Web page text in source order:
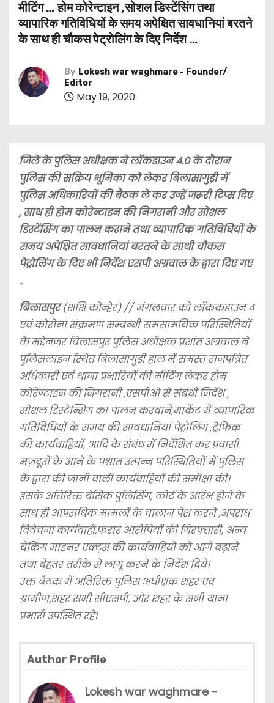
मीटिंग … होम कोरेन्टाइन ,सोशल डिस्टेंसिंग तथा
व्यापारिक गतिविधियों के समय अपेक्षित सावधानियां बरतने
के साथ ही चौकस पेट्रोलिंग के दिए निर्देश …
By Lokesh war waghmare - Founder/
Editor
May 19, 2020
जिले के पुलिस अधीक्षक ने लॉकडाउन 4.0 के दौरान
पुलिस की सक्रिय भूमिका को लेकर बिलासागुड़ी में
पुलिस अधिकारियों की बैठक ले कर उन्हें जरूरी टिप्स दिए
, साथ ही होम कोरेन्टाइन की निगरानी और सोशल
डिस्टेंसिंग का पालन कराने तथा व्यापारिक गतिविधियों के
समय अपेक्षित सावधानियां बरतने के साथी चौकस
पेट्रोलिंग के दिए भी निर्देश एसपी अग्रवाल के द्वारा दिए गए
..
बिलासपुर(शशि कोन्हेर) // मंगलवार को लॉककडाउन 4
एवं कोरोना संक्रमण सम्बन्धी समसामयिक परिस्थितियों
के मद्देनजर बिलासपुर पुलिस अधीक्षक प्रशांत अग्रवाल ने
पुलिसलाइन स्थित बिलासागुड़ी हाल में समस्त राजपत्रित
अधिकारी एवं थाना प्रभारियों की मीटिंग लेकर होम
कोरेण्टाइन की निगरानी ,एसपीओ से संबंधी निर्देश ,
सोशल डिस्टेन्सिंग का पालन करवाने,मार्केट में व्यापारिक
गतिविधियों के समय की सावधानियां पेट्रोलिंग ,ट्रैफिक
की कार्यवाहियों, आदि के संबंध में निर्देशित कर प्रवासी
मज़दूरों के आने के पश्चात उत्पन्न परिस्थितियों में पुलिस
के द्वारा की जानी वाली कार्यवाहियों की समीक्षा की।
इसके अतिरिक्त बेसिक पुलिसिंग, कोर्ट के आरंभ होने के
साथ ही आपराधिक मामलों के चालान पेश करने ,अपराध
विवेचना कार्यवाही,फरार आरोपियों की गिरफ्तारी, अन्य
चेकिंग माइनर एक्ट्स की कार्यवाहियों को आगे बढ़ाने
तथा बेहतर तरीके से लागू करने के निर्देश दिये।
उक्त बैठक में अतिरिक्त पुलिस अधीक्षक शहर एवं
ग्रामीण,शहर सभी सीएसपी, और शहर के सभी थाना
प्रभारी उपस्थित रहे।
Author Profile
Lokesh war waghmare -